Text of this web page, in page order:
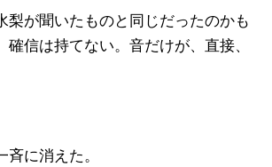
梨が聞いたものと同じだったのかも
確信は持てない。音だけが、直接、
に消えた。